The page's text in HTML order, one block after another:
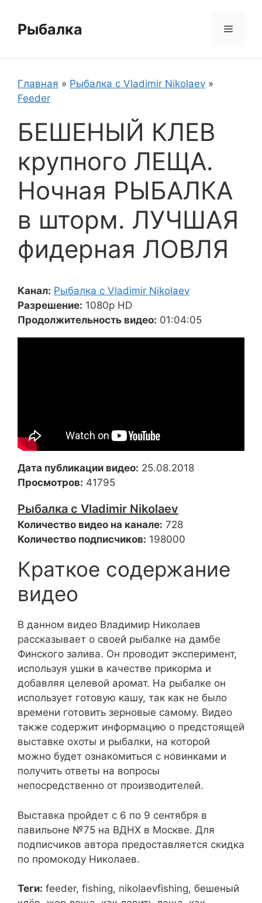
содержимому
Рыбалка Меню
Главная » Рыбалка с Vladimir Nikolaev »
Feeder
БЕШЕНЫЙ КЛЕВ
крупного ЛЕЩА.
Ночная РЫБАЛКА
в шторм. ЛУЧШАЯ
фидерная ЛОВЛЯ
Канал: Рыбалка с Vladimir Nikolaev
Разрешение: 1080p HD
Продолжительность видео: 01:04:05
Дата публикации видео: 25.08.2018
Просмотров: 41795
Рыбалка с Vladimir Nikolaev
Количество видео на канале: 728
Количество подписчиков: 198000
Краткое содержание
видео
В данном видео Владимир Николаев
рассказывает о своей рыбалке на дамбе
Финского залива. Он проводит эксперимент,
используя ушки в качестве прикорма и
добавляя целевой аромат. На рыбалке он
использует готовую кашу, так как не было
времени готовить зерновые самому. Видео
также содержит информацию о предстоящей
выставке охоты и рыбалки, на которой
можно будет ознакомиться с новинками и
получить ответы на вопросы
непосредственно от производителей.
Выставка пройдет с 6 по 9 сентября в
павильоне №75 на ВДНХ в Москве. Для
подписчиков автора предоставляется скидка
по промокоду Николаев.
Теги: feeder, fishing, nikolaevfishing, бешеный